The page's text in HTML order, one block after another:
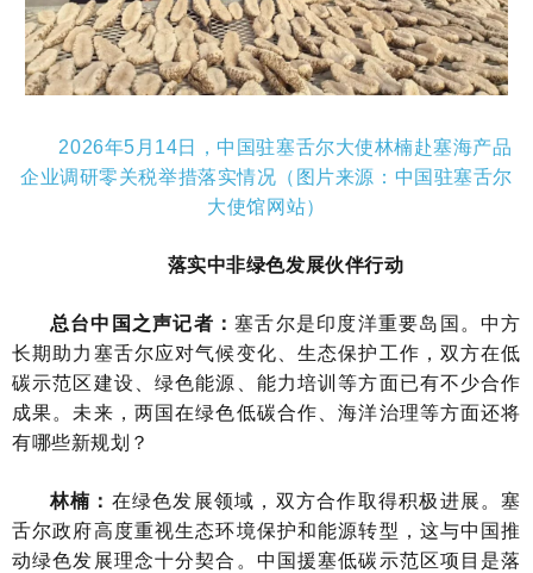
2026年5月14日，中国驻塞舌尔大使林楠赴塞海产品
企业调研零关税举措落实情况（图片来源：中国驻塞舌尔
大使馆网站）
落实中非绿色发展伙伴行动
总台中国之声记者：塞舌尔是印度洋重要岛国。中方
长期助力塞舌尔应对气候变化、生态保护工作，双方在低
碳示范区建设、绿色能源、能力培训等方面已有不少合作
成果。未来，两国在绿色低碳合作、海洋治理等方面还将
有哪些新规划？
林楠： 在绿色发展领域，双方合作取得积极进展。塞
舌尔政府高度重视生态环境保护和能源转型，这与中国推
动绿色发展理念十分契合。中国援塞低碳示范区项目是落